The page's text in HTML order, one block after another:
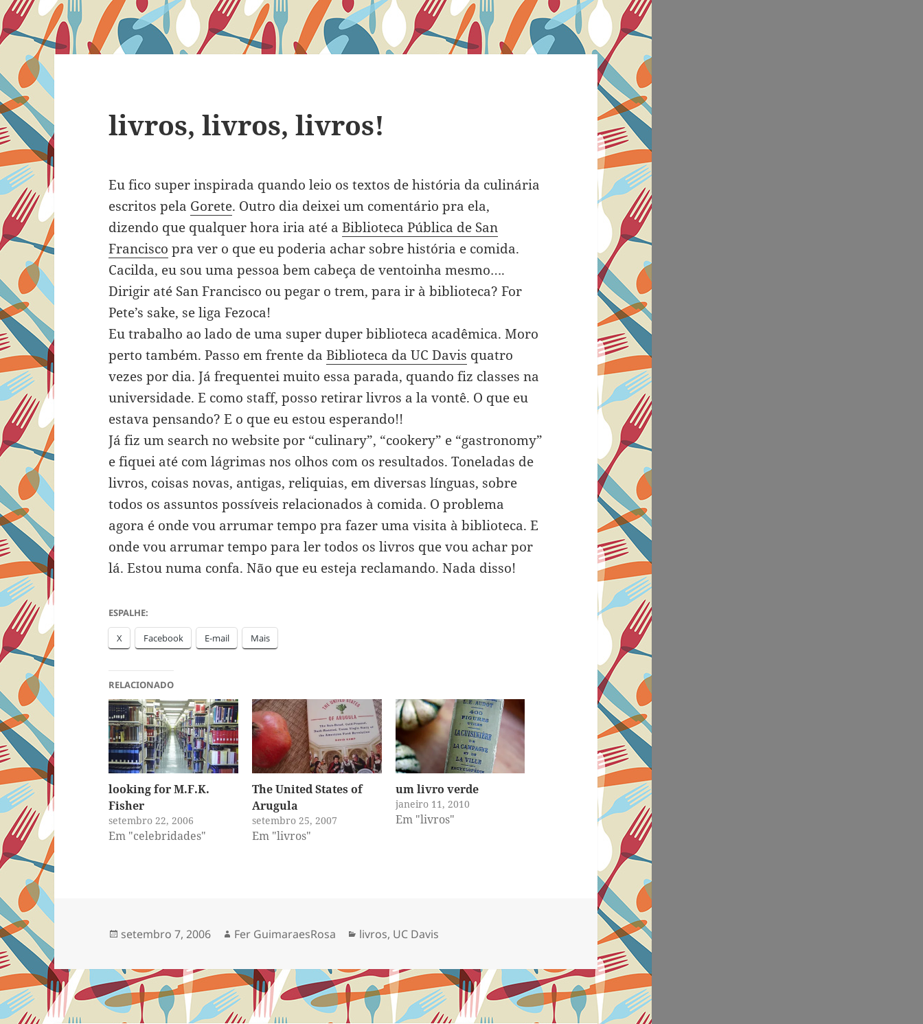
livros, livros, livros!
Eu fico super inspirada quando leio os textos de história da culinária
escritos pela Gorete. Outro dia deixei um comentário pra ela,
dizendo que qualquer hora iria até aBiblioteca Pública de San
Francisco pra ver o que eu poderia achar sobre história e comida.
Cacilda, eu sou uma pessoa bem cabeça de ventoinha mesmo….
Dirigir até San Francisco ou pegar o trem, para ir à biblioteca? For
Pete’s sake, se liga Fezoca!
Eu trabalho ao lado de uma super duper biblioteca acadêmica. Moro
perto também. Passo em frente daBiblioteca da UC Davis quatro
vezes por dia. Já frequentei muito essa parada, quando fiz classes na
universidade. E como staff, posso retirar livros a la vontê. O que eu
estava pensando? E o que eu estou esperando!!
Já fiz um search no website por “culinary”, “cookery” e “gastronomy”
e fiquei até com lágrimas nos olhos com os resultados. Toneladas de
livros, coisas novas, antigas, reliquias, em diversas línguas, sobre
todos os assuntos possíveis relacionados à comida. O problema
agora é onde vou arrumar tempo pra fazer uma visita à biblioteca. E
onde vou arrumar tempo para ler todos os livros que vou achar por
lá. Estou numa confa. Não que eu esteja reclamando. Nada disso!
ESPALHE:
X Facebook E-mail Mais
RELACIONADO
looking for M.F.K.
Fisher
setembro 22, 2006
Em "celebridades"
The United States of
Arugula
setembro 25, 2007
Em "livros"
um livro verde
janeiro 11, 2010
Em "livros"
Publicado
setembro 7, 2006 Autor
Fer GuimaraesRosa Categorias
livros, UC Davis